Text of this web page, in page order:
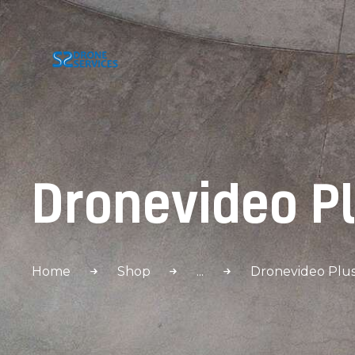
Dronevideo
Home Shop ... Dronevideo